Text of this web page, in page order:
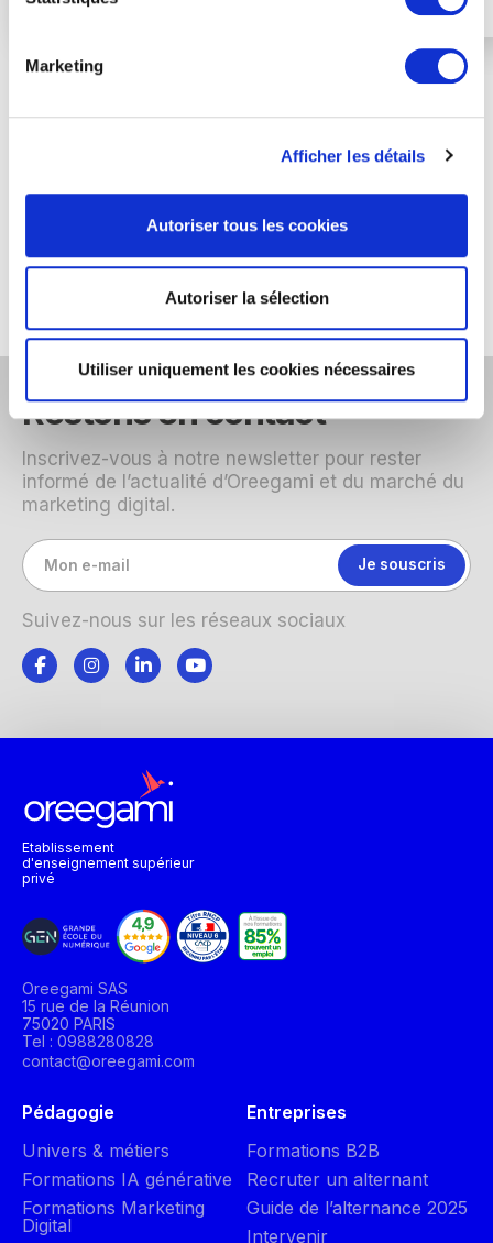
Marketing
Afficher les détails
Autoriser tous les cookies
Autoriser la sélection
Utiliser uniquement les cookies nécessaires
Nos accréditations et
partenaires institutionnels
Restons en contact
Inscrivez-vous à notre newsletter pour rester
informé de l’actualité d’Oreegami et du marché du
marketing digital.
Suivez-nous sur les réseaux sociaux
Etablissement
d'enseignement supérieur
privé
Oreegami SAS
15 rue de la Réunion
75020 PARIS
Tel : 0988280828
contact@oreegami.com
Pédagogie
Univers & métiers
Formations IA générative
Formations Marketing
Digital
Entreprises
Formations B2B
Recruter un alternant
Guide de l’alternance 2025
Intervenir